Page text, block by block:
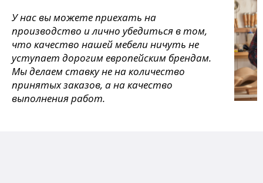
У нас вы можете приехать на
производство и лично убедиться в том,
что качество нашей мебели ничуть не
уступает дорогим европейским брендам.
Мы делаем ставку не на количество
принятых заказов, а на качество
выполнения работ.